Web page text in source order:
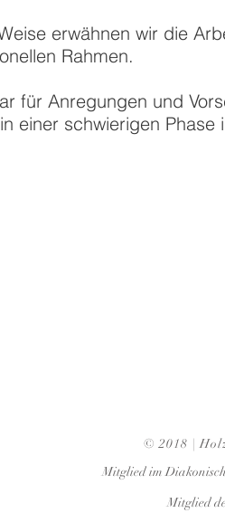
erwähnen wir die
Rahmen.
für Anregungen und
einer schwierigen
© 2018 |
Mitglied im
Mitglied